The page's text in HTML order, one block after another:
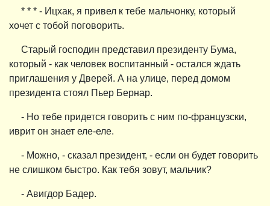
* * * - Ицхак, я привел к тебе мальчонку, который
хочет с тобой поговорить.
Старый господин представил президенту Бума,
который - как человек воспитанный - остался ждать
приглашения у Дверей. А на улице, перед домом
президента стоял Пьер Бернар.
- Но тебе придется говорить с ним по-французски,
иврит он знает еле-еле.
- Можно, - сказал президент, - если он будет говорить
не слишком быстро. Как тебя зовут, мальчик?
- Авигдор Бадер.